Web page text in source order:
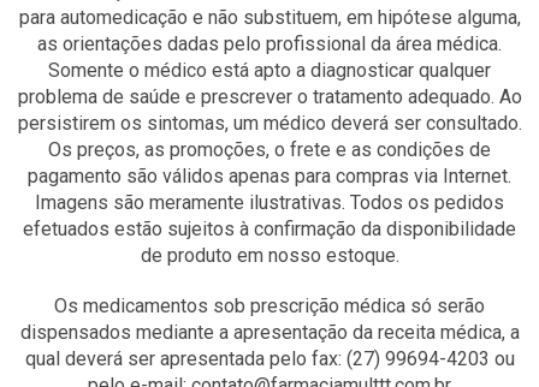
para automedicação e não substituem, em hipótese alguma,
as orientações dadas pelo profissional da área médica.
Somente o médico está apto a diagnosticar qualquer
problema de saúde e prescrever o tratamento adequado. Ao
persistirem os sintomas, um médico deverá ser consultado.
Os preços, as promoções, o frete e as condições de
pagamento são válidos apenas para compras via Internet.
Imagens são meramente ilustrativas. Todos os pedidos
efetuados estão sujeitos à confirmação da disponibilidade
de produto em nosso estoque.
Os medicamentos sob prescrição médica só serão
dispensados mediante a apresentação da receita médica, a
qual deverá ser apresentada pelo fax: (27) 99694-4203 ou